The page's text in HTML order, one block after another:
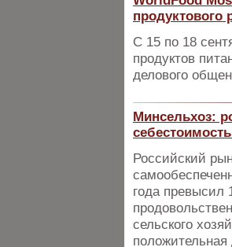
продуктового
С 15 по 18
продуктов
делового
Минсельхоз:
Российский
года превысил
сельского